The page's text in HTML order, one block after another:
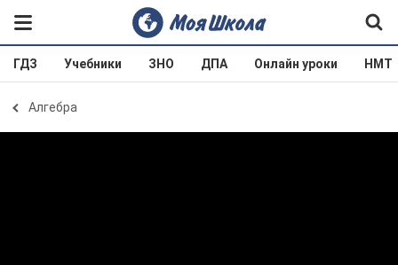
ГДЗ Учебники ЗНО ДПА Онлайн уроки НМТ
Алгебра